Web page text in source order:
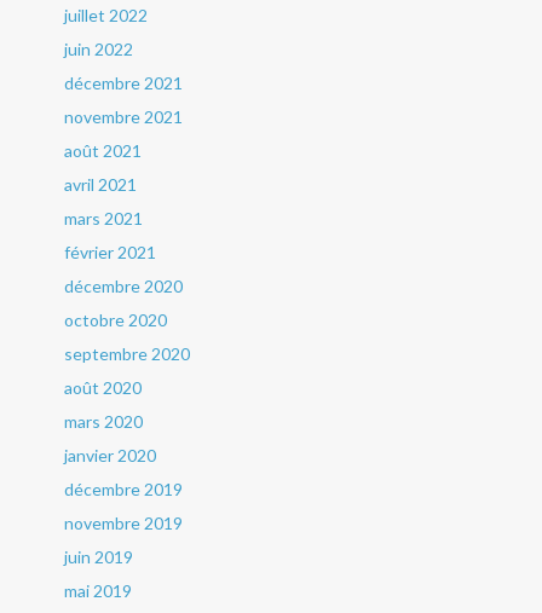
juillet 2022
juin 2022
décembre 2021
novembre 2021
août 2021
avril 2021
mars 2021
février 2021
décembre 2020
octobre 2020
septembre 2020
août 2020
mars 2020
janvier 2020
décembre 2019
novembre 2019
juin 2019
mai 2019